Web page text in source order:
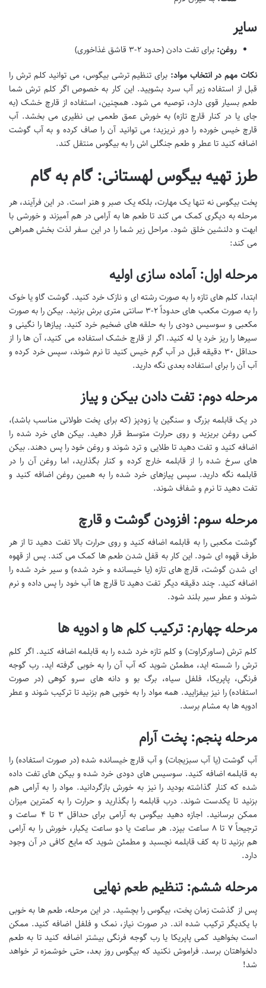
سایر
روغن: برای تفت دادن (حدود ۲-۳ قاشق غذاخوری)
نکات مهم در انتخاب مواد: برای تنظیم ترشی بیگوس، می توانید کلم ترش را
قبل از استفاده زیر آب سرد بشویید. این کار به خصوص اگر کلم ترش شما
طعم بسیار قوی دارد، توصیه می شود. همچنین، استفاده از قارچ خشک (به
جای یا در کنار قارچ تازه) به خورش عمق طعمی بی نظیری می بخشد. آب
قارچ خیس خورده را دور نریزید؛ می توانید آن را صاف کرده و به آب گوشت
اضافه کنید تا عطر و طعم جنگلی اش را به بیگوس منتقل کند.
طرز تهیه بیگوس لهستانی: گام به گام
پخت بیگوس نه تنها یک مهارت، بلکه یک صبر و هنر است. در این فرآیند، هر
مرحله به دیگری کمک می کند تا طعم ها به آرامی در هم آمیزند و خورشی با
ابهت و دلنشین خلق شود. مراحل زیر شما را در این سفر لذت بخش همراهی
می کند:
مرحله اول: آماده سازی اولیه
ابتدا، کلم های تازه را به صورت رشته ای و نازک خرد کنید. گوشت گاو یا خوک
را به صورت مکعب های حدوداً ۲-۳ سانتی متری برش بزنید. بیکن را به صورت
مکعبی و سوسیس دودی را به حلقه های ضخیم خرد کنید. پیازها را نگینی و
سیرها را ریز خرد یا له کنید. اگر از قارچ خشک استفاده می کنید، آن ها را از
حداقل ۳۰ دقیقه قبل در آب گرم خیس کنید تا نرم شوند، سپس خرد کرده و
آب آن را برای استفاده بعدی نگه دارید.
مرحله دوم: تفت دادن بیکن و پیاز
در یک قابلمه بزرگ و سنگین یا زودپز (که برای پخت طولانی مناسب باشد)،
کمی روغن بریزید و روی حرارت متوسط قرار دهید. بیکن های خرد شده را
اضافه کنید و تفت دهید تا طلایی و ترد شوند و روغن خود را پس دهند. بیکن
های سرخ شده را از قابلمه خارج کرده و کنار بگذارید، اما روغن آن را در
قابلمه نگه دارید. سپس پیازهای خرد شده را به همین روغن اضافه کنید و
تفت دهید تا نرم و شفاف شوند.
مرحله سوم: افزودن گوشت و قارچ
گوشت مکعبی را به قابلمه اضافه کنید و روی حرارت بالا تفت دهید تا از هر
طرف قهوه ای شود. این کار به قفل شدن طعم ها کمک می کند. پس از قهوه
ای شدن گوشت، قارچ های تازه (یا خیسانده و خرد شده) و سیر خرد شده را
اضافه کنید. چند دقیقه دیگر تفت دهید تا قارچ ها آب خود را پس داده و نرم
شوند و عطر سیر بلند شود.
مرحله چهارم: ترکیب کلم ها و ادویه ها
کلم ترش (ساورکراوت) و کلم تازه خرد شده را به قابلمه اضافه کنید. اگر کلم
ترش را شسته اید، مطمئن شوید که آب آن را به خوبی گرفته اید. رب گوجه
فرنگی، پاپریکا، فلفل سیاه، برگ بو و دانه های سرو کوهی (در صورت
استفاده) را نیز بیفزایید. همه مواد را به خوبی هم بزنید تا ترکیب شوند و عطر
ادویه ها به مشام برسد.
مرحله پنجم: پخت آرام
آب گوشت (یا آب سبزیجات) و آب قارچ خیسانده شده (در صورت استفاده) را
به قابلمه اضافه کنید. سوسیس های دودی خرد شده و بیکن های تفت داده
شده که کنار گذاشته بودید را نیز به خورش بازگردانید. مواد را به آرامی هم
بزنید تا یکدست شوند. درب قابلمه را بگذارید و حرارت را به کمترین میزان
ممکن برسانید. اجازه دهید بیگوس به آرامی برای حداقل ۳ تا ۴ ساعت و
ترجیحاً ۷ تا ۸ ساعت بپزد. هر ساعت یا دو ساعت یکبار، خورش را به آرامی
هم بزنید تا به کف قابلمه نچسبد و مطمئن شوید که مایع کافی در آن وجود
دارد.
مرحله ششم: تنظیم طعم نهایی
پس از گذشت زمان پخت، بیگوس را بچشید. در این مرحله، طعم ها به خوبی
با یکدیگر ترکیب شده اند. در صورت نیاز، نمک و فلفل اضافه کنید. ممکن
است بخواهید کمی پاپریکا یا رب گوجه فرنگی بیشتر اضافه کنید تا به طعم
دلخواهتان برسد. فراموش نکنید که بیگوس روز بعد، حتی خوشمزه تر خواهد
شد!